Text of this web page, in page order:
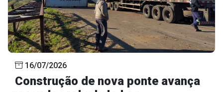
16/07/2026
Construção de nova ponte avança